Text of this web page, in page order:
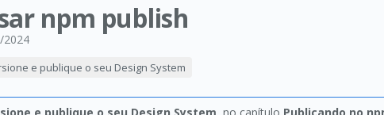
npm publish
2024
e publique o seu Design System